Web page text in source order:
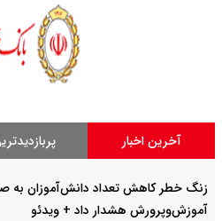
آخرین اخبار
زنگ خطر کاهش تعداد دانش‌آموزان به
آموزش‌وپرورش هشدار داد +‌ ویدئو